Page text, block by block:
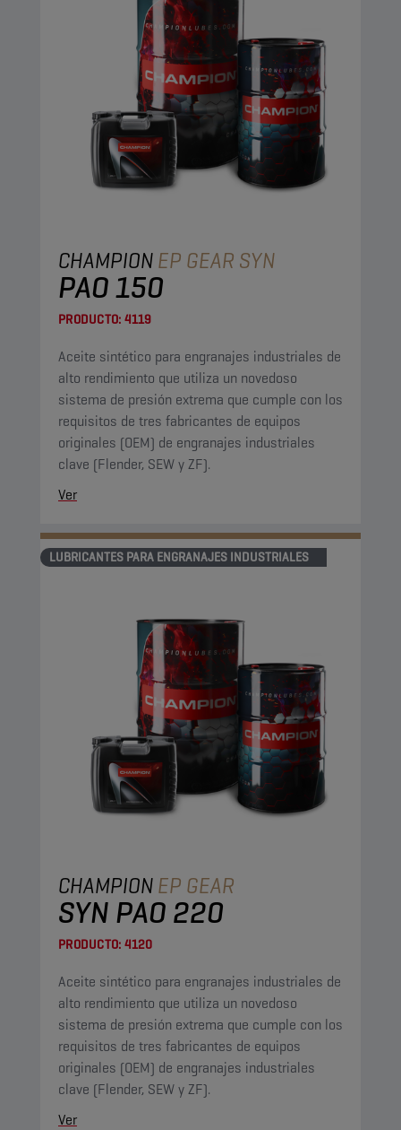
CHAMPIONEP GEAR SYN
PAO 150
PRODUCTO: 4119
Aceite sintético para engranajes industriales de
alto rendimiento que utiliza un novedoso
sistema de presión extrema que cumple con los
requisitos de tres fabricantes de equipos
originales (OEM) de engranajes industriales
clave (Flender, SEW y ZF).
Ver
LUBRICANTES PARA ENGRANAJES INDUSTRIALES
CHAMPIONEP GEAR
SYN PAO 220
PRODUCTO: 4120
Aceite sintético para engranajes industriales de
alto rendimiento que utiliza un novedoso
sistema de presión extrema que cumple con los
requisitos de tres fabricantes de equipos
originales (OEM) de engranajes industriales
clave (Flender, SEW y ZF).
Ver